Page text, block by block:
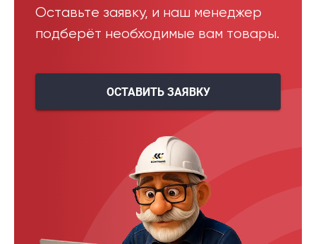
Оставьте заявку, и наш менеджер
подберёт необходимые вам товары.
ОСТАВИТЬ ЗАЯВКУ